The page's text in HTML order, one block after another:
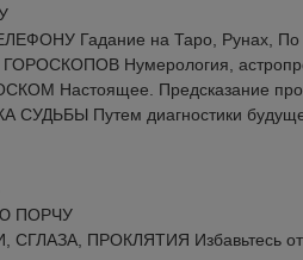
Гадание на Таро, Рунах, По
Нумерология,
Настоящее. Предсказание
СУДЬБЫ Путем диагностики
ПОРЧУ
ПРОКЛЯТИЯ Избавьтесь от